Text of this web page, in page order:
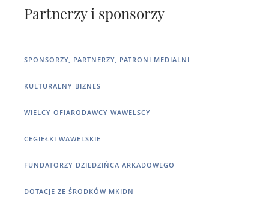
Partnerzy i sponsorzy
SPONSORZY, PARTNERZY, PATRONI MEDIALNI
KULTURALNY BIZNES
WIELCY OFIARODAWCY WAWELSCY
CEGIEŁKI WAWELSKIE
FUNDATORZY DZIEDZIŃCA ARKADOWEGO
DOTACJE ZE ŚRODKÓW MKIDN